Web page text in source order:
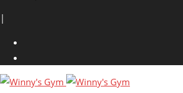
|